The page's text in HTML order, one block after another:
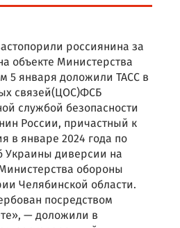
россиянина за
объекте Министерства
5 января доложили ТАСС в
связей(ЦОС)ФСБ
службой безопасности
России, причастный к
в январе 2024 года по
Украины диверсии на
обороны
Челябинской области.
посредством
— доложили в